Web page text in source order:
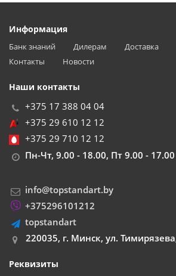
Информация
Банк знаний Дилерам Доставка
Контакты
Новости
Наши контакты
+375 17 388 04 04
+375 29 610 12 12
+375 29 710 12 12
Пн-Чт, 9.00 - 18.00, Пт 9.00 - 17.00
info@topstandart.by
+375296101212
topstandart
220035, г. Минск, ул.
Реквизиты